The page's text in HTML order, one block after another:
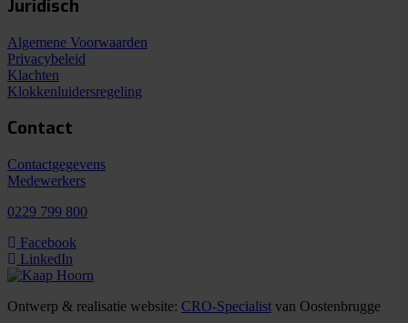
Juridisch
Algemene Voorwaarden
Privacybeleid
Klachten
Klokkenluidersregeling
Contact
Contactgegevens
Medewerkers
0229 799 800
Facebook
LinkedIn
Ontwerp & realisatie website: CRO-Specialist van Oostenbrugge